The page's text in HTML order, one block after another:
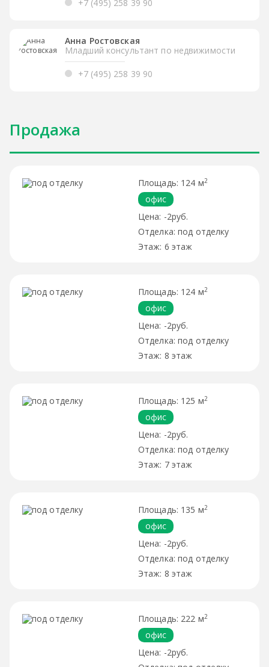
+7 (495) 258 39 90
Анна Ростовская
Младший консультант по недвижимости
+7 (495) 258 39 90
Продажа
124 м2
офис
-2руб.
под отделку
6 этаж
124 м2
офис
-2руб.
под отделку
8 этаж
125 м2
офис
-2руб.
под отделку
7 этаж
135 м2
офис
-2руб.
под отделку
8 этаж
222 м2
офис
-2руб.